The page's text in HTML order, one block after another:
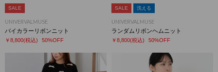
SALE
UNIVERVALMUSE
バイカラーリボンニット
￥8,800(税込) 50%OFF
SALE 洗える
UNIVERVALMUSE
ランダムリボンヘムニット
￥8,800(税込) 50%OFF